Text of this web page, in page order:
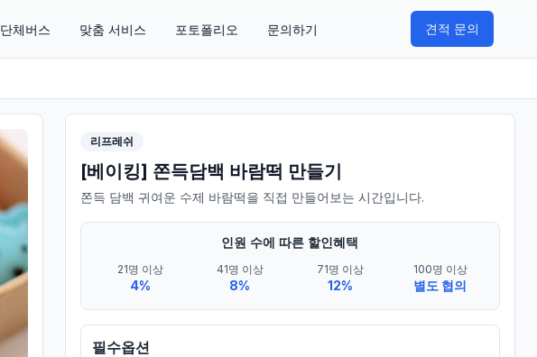
단체버스 맞춤 서비스 포토폴리오 문의하기 견적 문의
리프레쉬
[베이킹] 쫀득담백 바람떡 만들기
쫀득 담백 귀여운 수제 바람떡을 직접 만들어보는 시간입니다.
인원 수에 따른 할인혜택
21명 이상
4%
41명 이상
8%
71명 이상
12%
100명 이상
별도 협의
필수옵션